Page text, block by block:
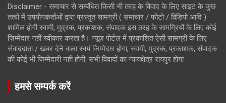
Disclaimer - समाचार से सम्बंधित किसी भी तरह के विवाद के लिए साइट के कुछ
तत्वों में उपयोगकर्ताओं द्वारा प्रस्तुत सामग्री ( समाचार / फोटो / विडियो आदि )
शामिल होगी स्वामी, मुद्रक, प्रकाशक, संपादक इस तरह के सामग्रियों के लिए कोई
ज़िम्मेदार नहीं स्वीकार करता है। न्यूज़ पोर्टल में प्रकाशित ऐसी सामग्री के लिए
संवाददाता / खबर देने वाला स्वयं जिम्मेदार होगा, स्वामी, मुद्रक, प्रकाशक, संपादक
की कोई भी जिम्मेदारी नहीं होगी. सभी विवादों का न्यायक्षेत्र रायपुर होगा
हमसे सम्पर्क करें